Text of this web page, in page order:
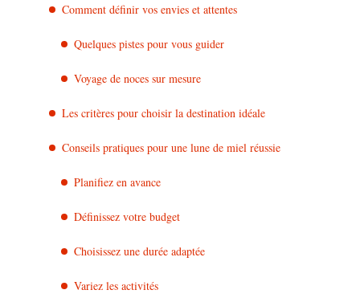
Comment définir vos envies et attentes
Quelques pistes pour vous guider
Voyage de noces sur mesure
Les critères pour choisir la destination idéale
Conseils pratiques pour une lune de miel réussie
Planifiez en avance
Définissez votre budget
Choisissez une durée adaptée
Variez les activités